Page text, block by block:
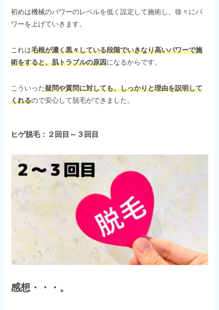
初めは機械のパワーのレベルを低く設定して施術し、徐々にパ
ワーを上げていきます。
これは毛根が濃く黒々している段階でいきなり高いパワーで施
術をすると、肌トラブルの原因になるからです。
こういった疑問や質問に対しても、しっかりと理由を説明して
くれるので安心して脱毛ができました。
ヒゲ脱毛：２回目～３回目
感想・・・。